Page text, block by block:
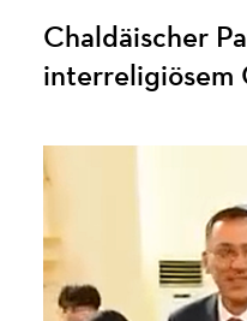
Chaldäischer
interreligiösem